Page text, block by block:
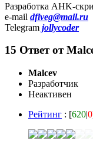
Разработка AHK-
e-mail dfiveg@mail.ru
Telegram jollycoder
15 Ответ от
Malcev
Разработчик
Неактивен
Рейтинг : [620|0